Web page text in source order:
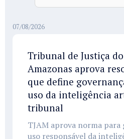
07/08/2026
Tribunal de Justiça do
Amazonas aprova
que define
uso da inteligência
tribunal
TJAM aprova norma para
uso responsável da